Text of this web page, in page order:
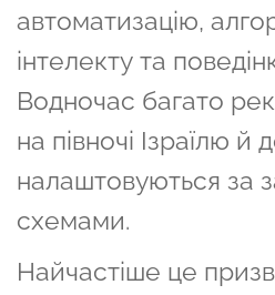
автоматизацію,
інтелекту та
Водночас багато
на півночі Ізраїлю й
налаштовуються за
схемами.
Найчастіше це